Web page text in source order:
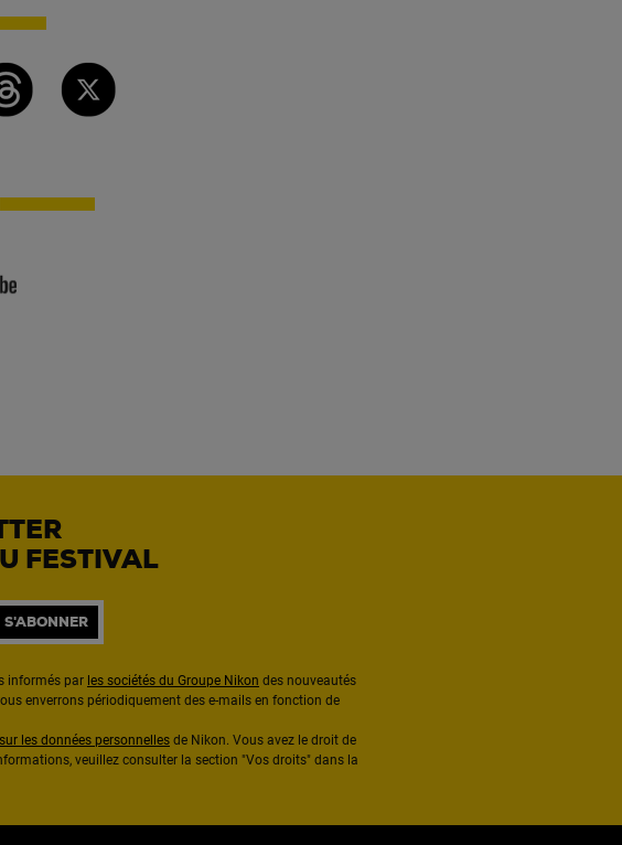
FESTIVAL
S'ABONNER
informés par les sociétés du Groupe Nikon des nouveautés
enverrons périodiquement des e-mails en fonction de
les données personnelles de Nikon. Vous avez le droit de
veuillez consulter la section "Vos droits" dans la